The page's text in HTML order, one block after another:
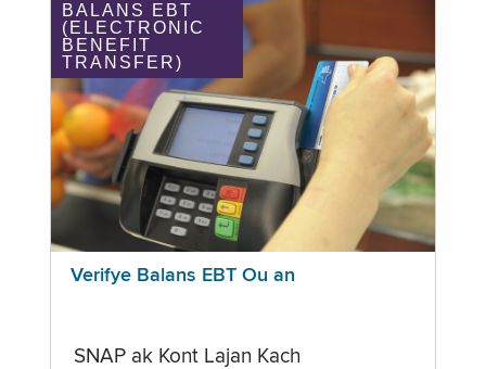
BALANS EBT
(ELECTRONIC
BENEFIT
TRANSFER)
Verifye Balans EBT Ou an
SNAP ak Kont Lajan Kach